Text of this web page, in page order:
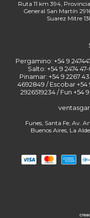
Pergamino: +54 9
Salto: +54 9 2474
Pinamar: +54 9 2267
4692849 / Escobar +54
2926519234 / Fun